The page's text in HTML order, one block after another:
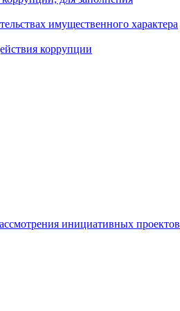
имущественного характера
коррупции
инициативных проектов